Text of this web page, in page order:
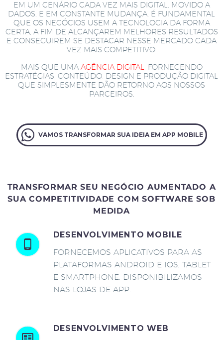
EM UM CENÁRIO CADA VEZ MAIS DIGITAL, MOVIDO A
DADOS, E EM CONSTANTE MUDANÇA, É FUNDAMENTAL
QUE OS NEGÓCIOS USEM A TECNOLOGIA DA FORMA
CERTA, A FIM DE ALCANÇAREM MELHORES RESULTADOS
E CONSEGUIREM SE DESTACAR NESSE MERCADO CADA
VEZ MAIS COMPETITIVO.
MAIS QUE UMA AGÊNCIA DIGITAL
, FORNECENDO
ESTRATÉGIAS, CONTEÚDO, DESIGN E PRODUÇÃO DIGITAL
QUE SIMPLESMENTE DÃO RETORNO AOS NOSSOS
PARCEIROS.
VAMOS TRANSFORMAR SUA IDEIA EM APP MOBILE
TRANSFORMAR SEU NEGÓCIO AUMENTADO A
SUA COMPETITIVIDADE COM SOFTWARE SOB
MEDIDA
DESENVOLVIMENTO MOBILE
FORNECEMOS APLICATIVOS PARA AS
PLATAFORMAS ANDROID E IOS, TABLET
E SMARTPHONE. DISPONIBILIZAMOS
NAS LOJAS DE APP.
DESENVOLVIMENTO WEB